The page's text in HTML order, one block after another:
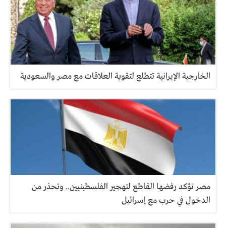
الخارجية الإيرانية تتطلع لتقوية العلاقات مع مصر والسعودية
مصر تؤكد رفضها القاطع لتهجير الفلسطينيين.. وتحذر من
الدخول في حرب مع إسرائيل